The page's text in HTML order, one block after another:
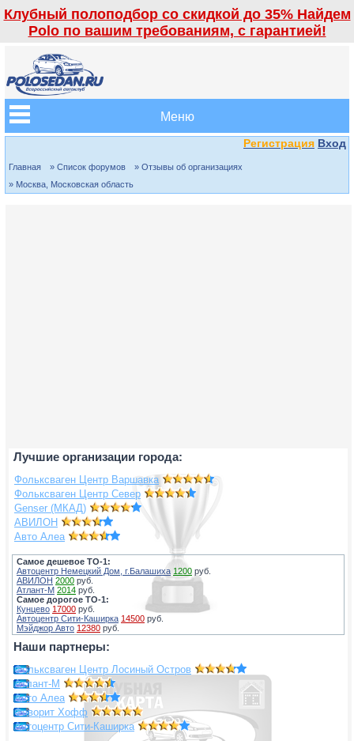
Клубный полоподбор со скидкой до 35% Найдем
Polo по вашим требованиям, с гарантией!
Меню
Регистрация Вход
Главная » Список форумов
» Отзывы об организациях
» Москва, Московская область
Лучшие организации города:
Фольксваген Центр Варшавка
Фольксваген Центр Север
Genser (МКАД)
АВИЛОН
Авто Алеа
Самое дешевое ТО-1:
Автоцентр Немецкий Дом, г.Балашиха 1200 руб.
АВИЛОН 2000 руб.
Атлант-М 2014 руб.
Самое дорогое ТО-1:
Кунцево 17000 руб.
Автоцентр Сити-Каширка 14500 руб.
Мэйджор Авто 12380 руб.
Наши партнеры:
Фольксваген Центр Лосиный Остров
Атлант-М
Авто Алеа
Фаворит Хофф
Автоцентр Сити-Каширка